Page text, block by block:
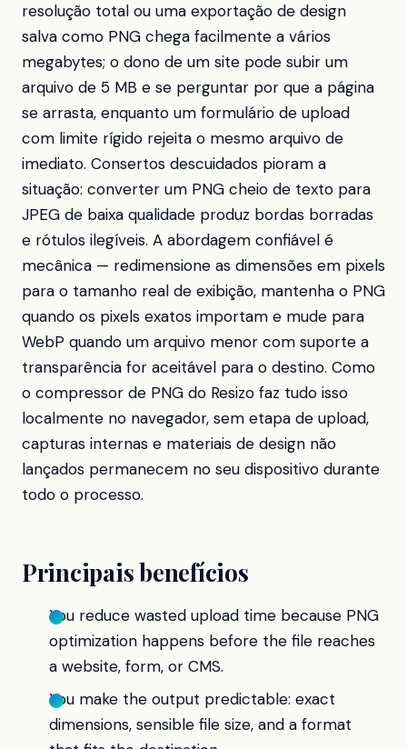
resolução total ou uma exportação de design
salva como PNG chega facilmente a vários
megabytes; o dono de um site pode subir um
arquivo de 5 MB e se perguntar por que a página
se arrasta, enquanto um formulário de upload
com limite rígido rejeita o mesmo arquivo de
imediato. Consertos descuidados pioram a
situação: converter um PNG cheio de texto para
JPEG de baixa qualidade produz bordas borradas
e rótulos ilegíveis. A abordagem confiável é
mecânica — redimensione as dimensões em pixels
para o tamanho real de exibição, mantenha o PNG
quando os pixels exatos importam e mude para
WebP quando um arquivo menor com suporte a
transparência for aceitável para o destino. Como
o compressor de PNG do Resizo faz tudo isso
localmente no navegador, sem etapa de upload,
capturas internas e materiais de design não
lançados permanecem no seu dispositivo durante
todo o processo.
Principais benefícios
You reduce wasted upload time because PNG
optimization happens before the file reaches
a website, form, or CMS.
You make the output predictable: exact
dimensions, sensible file size, and a format